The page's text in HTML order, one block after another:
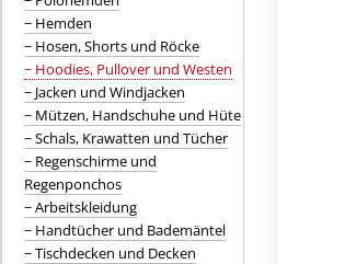
− Hemden
− Hosen, Shorts und Röcke
− Hoodies, Pullover und Westen
− Jacken und Windjacken
− Mützen, Handschuhe und Hüte
− Schals, Krawatten und Tücher
− Regenschirme und
Regenponchos
− Arbeitskleidung
− Handtücher und Bademäntel
− Tischdecken und Decken